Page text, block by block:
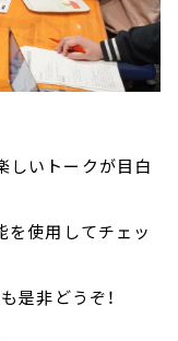
しいトークが目白
使用してチェッ
是非どうぞ！